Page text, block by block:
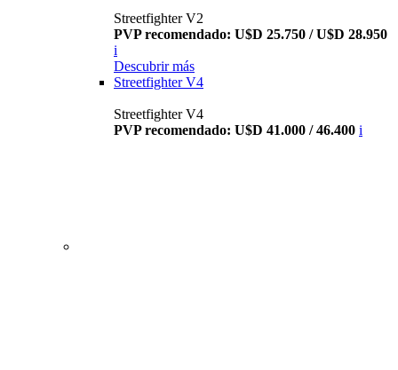
Streetfighter V2
PVP recomendado: U$D 25.750 / U$D 28.950
i
Descubrir más
Streetfighter V4
Streetfighter V4
PVP recomendado: U$D 41.000 / 46.400 i